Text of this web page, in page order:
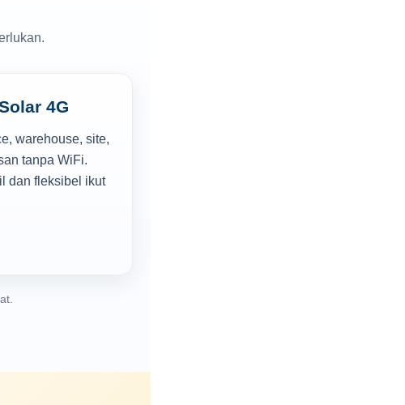
4G
warehouse, site,
tanpa WiFi.
dan fleksibel ikut